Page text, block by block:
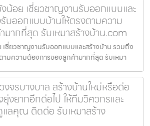
น้อย เชี่ยวชาญงานรับออกแบบและ
บออกแบบบ้านให้ตรงตามความ
ากที่สุด รับเหมาสร้างบ้าน.com
ชี่ยวชาญงานรับออกแบบและสร้างบ้าน รวมถึง
มความต้องการของลูกค้ามากที่สุด รับเหมา
จรบางบาล สร้างบ้านใหม่หรือต่อ
ยุ่งยากอีกต่อไป ให้ทีมวิศวกรและ
แลคุณ ติดต่อ รับเหมาสร้าง